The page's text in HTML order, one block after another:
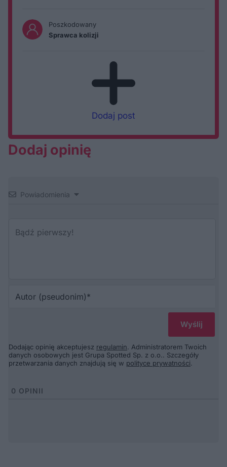
Poszkodowany
Sprawca kolizji
Dodaj post
Dodaj opinię
Powiadomienia
Dodając opinię akceptujesz regulamin. Administratorem Twoich
danych osobowych jest Grupa Spotted Sp. z o.o.. Szczegóły
przetwarzania danych znajdują się w polityce prywatności.
0 OPINII